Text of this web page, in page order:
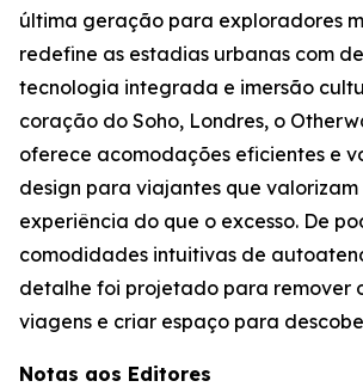
última geração para exploradores
redefine as estadias urbanas com
tecnologia integrada e imersão
coração do Soho, Londres, o
oferece acomodações eficientes e
design para viajantes que valorizam
experiência do que o excesso. De
comodidades intuitivas de
detalhe foi projetado para remover
viagens e criar espaço para
Notas aos Editores